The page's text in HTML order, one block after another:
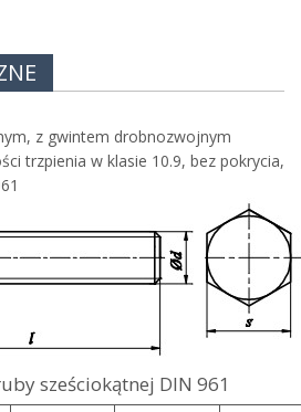
z gwintem drobnozwojnym
trzpienia w klasie 10.9, bez pokrycia,
sześciokątnej DIN 961